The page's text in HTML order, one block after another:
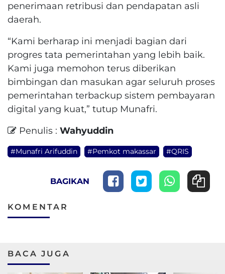
penerimaan retribusi dan pendapatan asli
daerah.
“Kami berharap ini menjadi bagian dari
progres tata pemerintahan yang lebih baik.
Kami juga memohon terus diberikan
bimbingan dan masukan agar seluruh proses
pemerintahan terbackup sistem pembayaran
digital yang kuat,” tutup Munafri.
Penulis : Wahyuddin
#Munafri Arifuddin #Pemkot makassar #QRIS
BAGIKAN
KOMENTAR
BACA JUGA